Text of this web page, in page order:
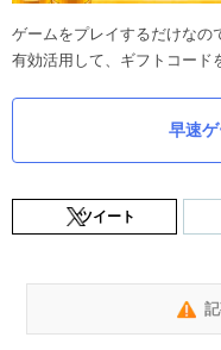
ゲームをプレイするだけなの
有効活用して、ギフトコード
早速ゲ
ツイート